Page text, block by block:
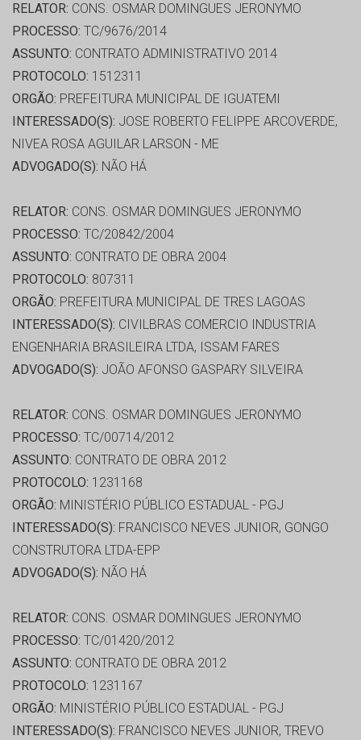
RELATOR: CONS. OSMAR DOMINGUES JERONYMO
PROCESSO: TC/9676/2014
ASSUNTO: CONTRATO ADMINISTRATIVO 2014
PROTOCOLO: 1512311
ORGÃO: PREFEITURA MUNICIPAL DE IGUATEMI
INTERESSADO(S): JOSE ROBERTO FELIPPE ARCOVERDE,
NIVEA ROSA AGUILAR LARSON - ME
ADVOGADO(S): NÃO HÁ
RELATOR: CONS. OSMAR DOMINGUES JERONYMO
PROCESSO: TC/20842/2004
ASSUNTO: CONTRATO DE OBRA 2004
PROTOCOLO: 807311
ORGÃO: PREFEITURA MUNICIPAL DE TRES LAGOAS
INTERESSADO(S): CIVILBRAS COMERCIO INDUSTRIA
ENGENHARIA BRASILEIRA LTDA, ISSAM FARES
ADVOGADO(S): JOÃO AFONSO GASPARY SILVEIRA
RELATOR: CONS. OSMAR DOMINGUES JERONYMO
PROCESSO: TC/00714/2012
ASSUNTO: CONTRATO DE OBRA 2012
PROTOCOLO: 1231168
ORGÃO: MINISTÉRIO PÚBLICO ESTADUAL - PGJ
INTERESSADO(S): FRANCISCO NEVES JUNIOR, GONGO
CONSTRUTORA LTDA-EPP
ADVOGADO(S): NÃO HÁ
RELATOR: CONS. OSMAR DOMINGUES JERONYMO
PROCESSO: TC/01420/2012
ASSUNTO: CONTRATO DE OBRA 2012
PROTOCOLO: 1231167
ORGÃO: MINISTÉRIO PÚBLICO ESTADUAL - PGJ
INTERESSADO(S): FRANCISCO NEVES JUNIOR, TREVO